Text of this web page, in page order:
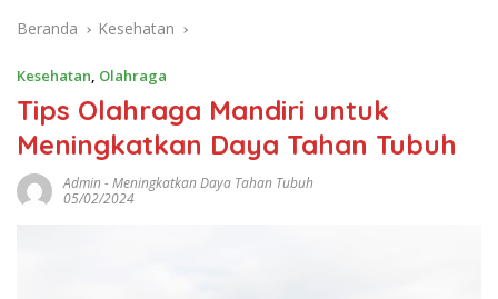
Beranda Kesehatan
Kesehatan, Olahraga
Tips Olahraga Mandiri untuk
Meningkatkan Daya Tahan Tubuh
Admin-Meningkatkan Daya Tahan Tubuh
05/02/2024